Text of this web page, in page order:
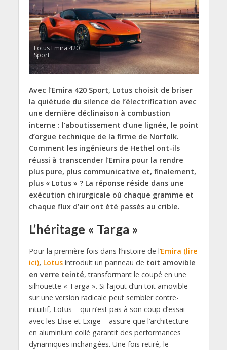
Lotus Emira 420
Sport
Avec l’Emira 420 Sport, Lotus choisit de briser
la quiétude du silence de l’électrification avec
une dernière déclinaison à combustion
interne : l’aboutissement d’une lignée, le point
d’orgue technique de la firme de Norfolk.
Comment les ingénieurs de Hethel ont-ils
réussi à transcender l’Emira pour la rendre
plus pure, plus communicative et, finalement,
plus « Lotus » ? La réponse réside dans une
exécution chirurgicale où chaque gramme et
chaque flux d’air ont été passés au crible.
L’héritage « Targa »
Pour la première fois dans l’histoire de l’Emira (lire
ici), Lotusintroduit un panneau de toit amovible
en verre teinté, transformant le coupé en une
silhouette « Targa ». Si l’ajout d’un toit amovible
sur une version radicale peut sembler contre-
intuitif, Lotus – qui n’est pas à son coup d’essai
avec les Elise et Exige – assure que l’architecture
en aluminium collé garantit des performances
dynamiques inchangées. Une fois retiré, le